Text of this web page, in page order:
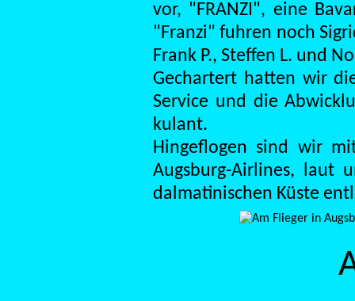
vor, "FRANZI", eine
"Franzi" fuhren noch
Frank P., Steffen L. und
Gechartert hatten wir
Service und die
kulant.
Hingeflogen sind wir
Augsburg-Airlines, laut
dalmatinischen Küste